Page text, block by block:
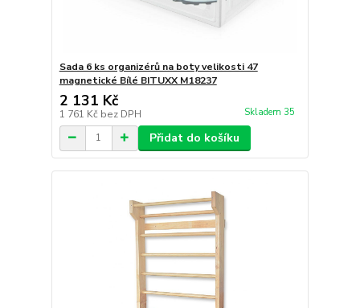
Sada 6 ks organizérů na boty velikosti 47
magnetické Bílé BITUXX M18237
2 131 Kč
1 761 Kč bez DPH Skladem 35
Přidat do košíku